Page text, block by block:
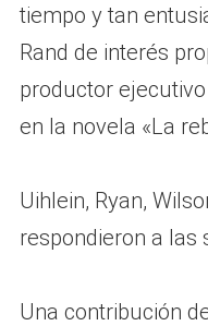
tiempo y tan
Rand de interés
productor
en la novela «La
Uihlein, Ryan,
respondieron a las
Una contribución